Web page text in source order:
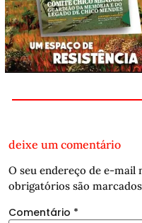
deixe um comentário
O seu endereço de e-mail
obrigatórios são
Comentário *